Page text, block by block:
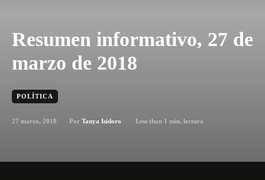
Resumen informativo, 27 de
marzo de 2018
POLÍTICA
27 marzo, 2018 Por Tanya Isidoro Less than 1 min. lectura